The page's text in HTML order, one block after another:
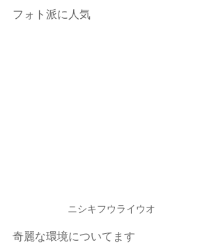
フォト派に人気
ニシキフウライウオ
奇麗な環境についてます